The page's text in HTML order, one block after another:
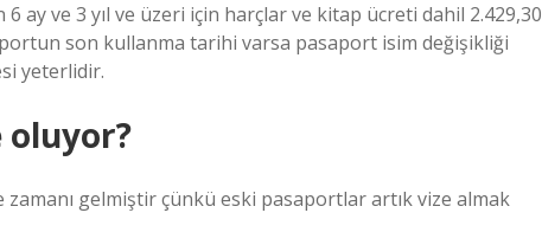
ay ve 3 yıl ve üzeri için harçlar ve kitap ücreti dahil 2.429,30
son kullanma tarihi varsa pasaport isim değişikliği
yeterlidir.
zamanı gelmiştir çünkü eski pasaportlar artık vize almak